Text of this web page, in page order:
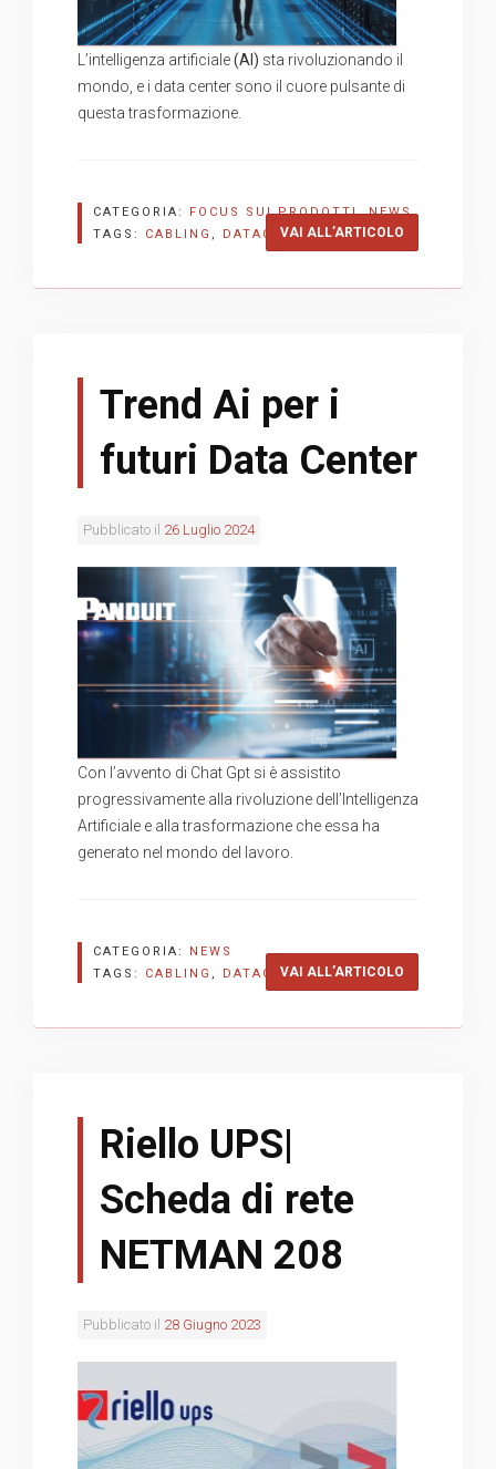
L’intelligenza artificiale(AI) sta rivoluzionando il
mondo, e i data center sono il cuore pulsante di
questa trasformazione.
VAI ALL’ARTICOLO
CATEGORIA: FOCUS SUI PRODOTTI,NEWS
TAGS: CABLING , DATACENTER,PANDUIT
Trend Ai per i
futuri Data Center
Pubblicato il 26 Luglio 2024
Con l’avvento di Chat Gpt si è assistito
progressivamente alla rivoluzione dell’Intelligenza
Artificiale e alla trasformazione che essa ha
generato nel mondo del lavoro.
VAI ALL’ARTICOLO
CATEGORIA: NEWS
TAGS: CABLING , DATACENTER,PANDUIT
Riello UPS|
Scheda di rete
NETMAN 208
Pubblicato il 28 Giugno 2023